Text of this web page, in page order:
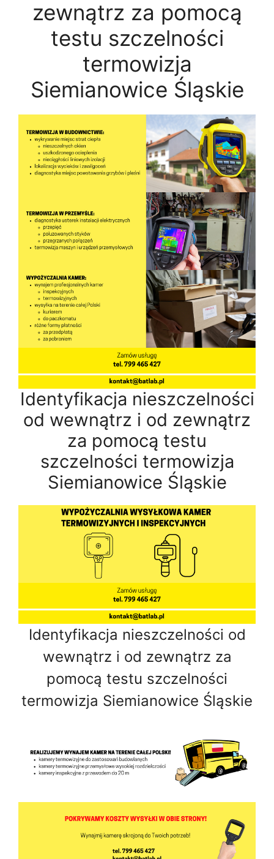
zewnątrz za pomocą
testu szczelności
termowizja
Siemianowice Śląskie
Identyfikacja nieszczelności
od wewnątrz i od zewnątrz
za pomocą testu
szczelności termowizja
Siemianowice Śląskie
Identyfikacja nieszczelności od
wewnątrz i od zewnątrz za
pomocą testu szczelności
termowizja Siemianowice Śląskie